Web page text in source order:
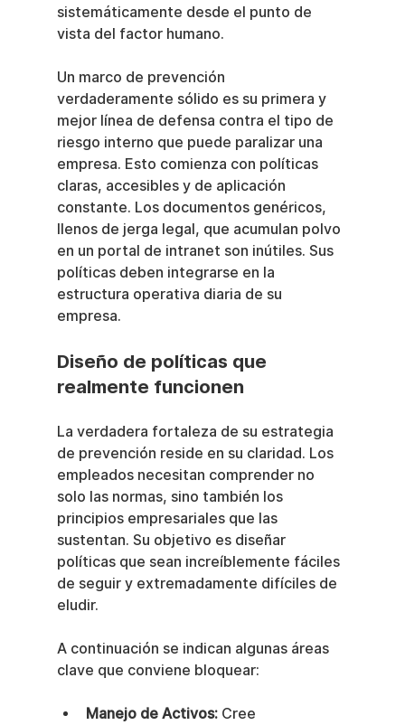
sistemáticamente desde el punto de
vista del factor humano.
Un marco de prevención
verdaderamente sólido es su primera y
mejor línea de defensa contra el tipo de
riesgo interno que puede paralizar una
empresa. Esto comienza con políticas
claras, accesibles y de aplicación
constante. Los documentos genéricos,
llenos de jerga legal, que acumulan polvo
en un portal de intranet son inútiles. Sus
políticas deben integrarse en la
estructura operativa diaria de su
empresa.
Diseño de políticas que
realmente funcionen
La verdadera fortaleza de su estrategia
de prevención reside en su claridad. Los
empleados necesitan comprender no
solo las normas, sino también los
principios empresariales que las
sustentan. Su objetivo es diseñar
políticas que sean increíblemente fáciles
de seguir y extremadamente difíciles de
eludir.
A continuación se indican algunas áreas
clave que conviene bloquear:
Manejo de Activos: Cree